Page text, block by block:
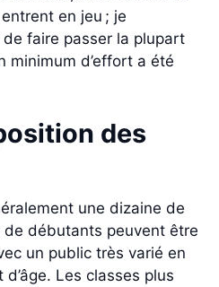
en jeu ; je
de faire passer la plupart
minimum d’effort a été
des
une dizaine de
de débutants peuvent être
un public très varié en
Les classes plus